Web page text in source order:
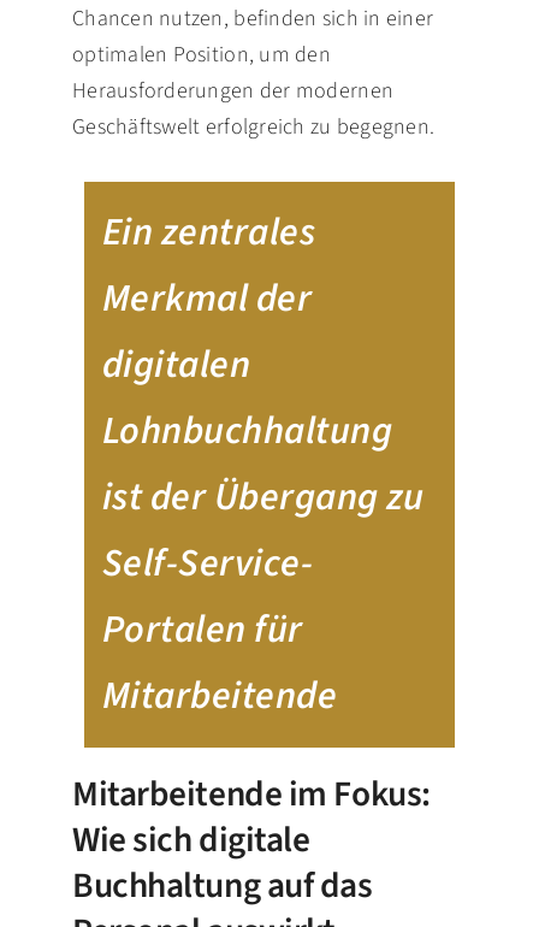
Chancen nutzen, befinden sich in einer
optimalen Position, um den
Herausforderungen der modernen
Geschäftswelt erfolgreich zu begegnen.
Ein zentrales
Merkmal der
digitalen
Lohnbuchhaltung
ist der Übergang zu
Self-Service-
Portalen für
Mitarbeitende
Mitarbeitende im Fokus:
Wie sich digitale
Buchhaltung auf das